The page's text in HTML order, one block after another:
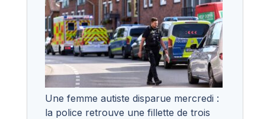
Une femme autiste disparue mercredi :
la police retrouve une fillette de trois